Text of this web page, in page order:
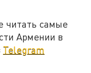
читать самые
Армении в
Telegram